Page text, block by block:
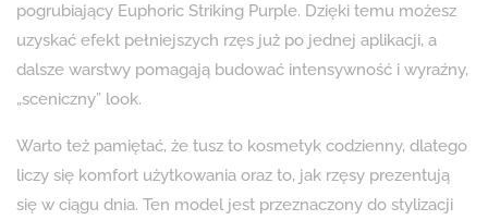
pogrubiający Euphoric Striking Purple. Dzięki temu możesz
uzyskać efekt pełniejszych rzęs już po jednej aplikacji, a
dalsze warstwy pomagają budować intensywność i wyraźny,
„sceniczny” look.
Warto też pamiętać, że tusz to kosmetyk codzienny, dlatego
liczy się komfort użytkowania oraz to, jak rzęsy prezentują
się w ciągu dnia. Ten model jest przeznaczony do stylizacji